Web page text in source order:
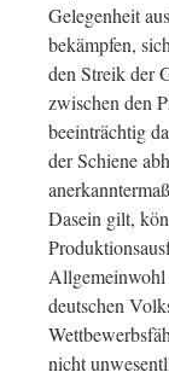
Gelegenheit
bekämpfen,
den Streik der
zwischen den
beeinträchtig
der Schiene
Dasein gilt,
Allgemeinwohl
deutschen
nicht